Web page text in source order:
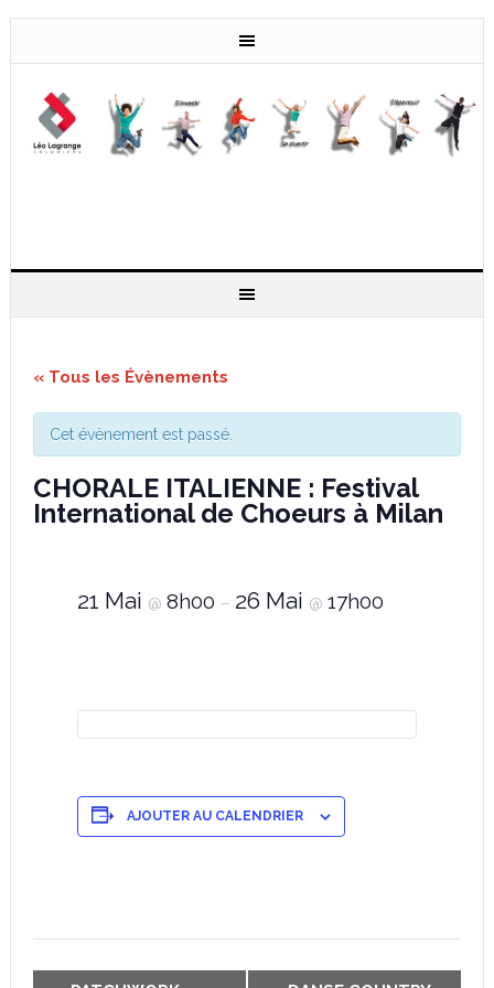
« Tous les Évènements
Cet évènement est passé.
CHORALE ITALIENNE : Festival
International de Choeurs à Milan
21 Mai @ 8h00 – 26 Mai @ 17h00
AJOUTER AU CALENDRIER
Navigation